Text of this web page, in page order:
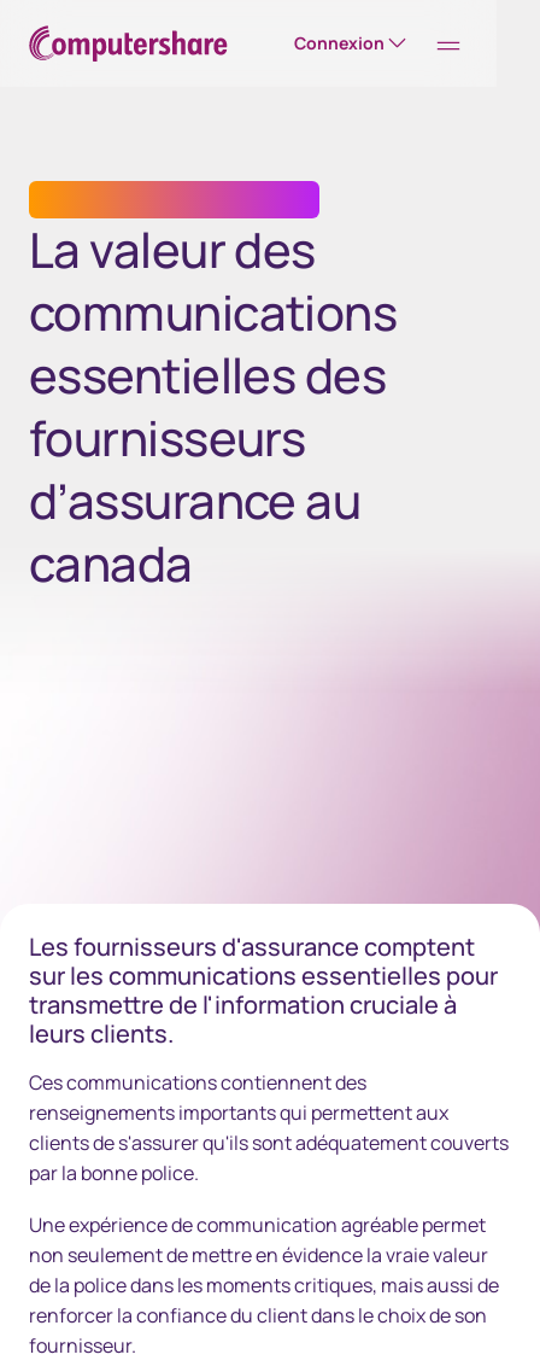
Connexion
La valeur des
communications
essentielles des
fournisseurs
d’assurance au
canada
Les fournisseurs d'assurance comptent
sur les communications essentielles pour
transmettre de l'information cruciale à
leurs clients.
Ces communications contiennent des
renseignements importants qui permettent aux
clients de s'assurer qu'ils sont adéquatement couverts
par la bonne police.
Une expérience de communication agréable permet
non seulement de mettre en évidence la vraie valeur
de la police dans les moments critiques, mais aussi de
renforcer la confiance du client dans le choix de son
fournisseur.